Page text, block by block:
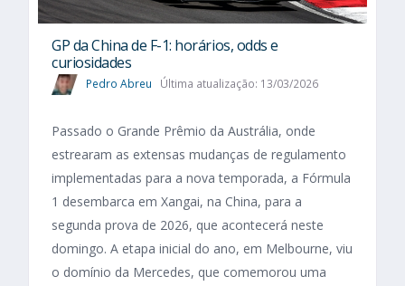
GP da China de F-1: horários, odds e
curiosidades
Pedro Abreu Última atualização: 13/03/2026
Passado o Grande Prêmio da Austrália, onde
estrearam as extensas mudanças de regulamento
implementadas para a nova temporada, a Fórmula
1 desembarca em Xangai, na China, para a
segunda prova de 2026, que acontecerá neste
domingo. A etapa inicial do ano, em Melbourne, viu
o domínio da Mercedes, que comemorou uma